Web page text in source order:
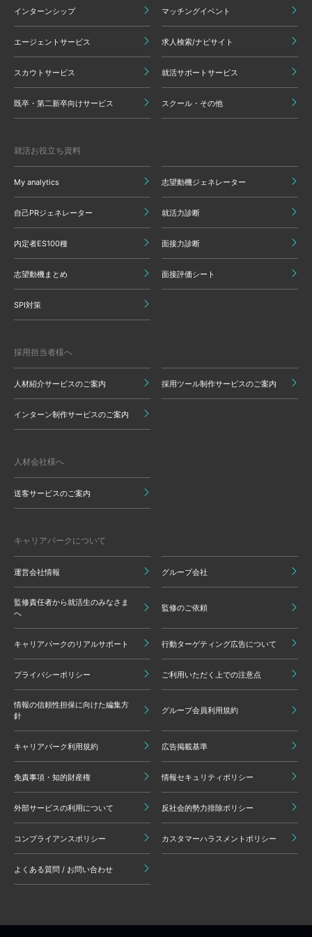
インターンシップ マッチングイベント
エージェントサービス 求人検索/ナビサイト
スカウトサービス 就活サポートサービス
既卒・第二新卒向けサービス スクール・その他
就活お役立ち資料
My analytics 志望動機ジェネレーター
自己PRジェネレーター 就活力診断
内定者ES100種 面接力診断
志望動機まとめ 面接評価シート
SPI対策
採用担当者様へ
人材紹介サービスのご案内 採用ツール制作サービスのご案内
インターン制作サービスのご案内
人材会社様へ
送客サービスのご案内
キャリアパークについて
運営会社情報 グループ会社
監修責任者から就活生のみなさま
へ
監修のご依頼
キャリアパークのリアルサポート 行動ターゲティング広告について
プライバシーポリシー ご利用いただく上での注意点
情報の信頼性担保に向けた編集方
針
グループ会員利用規約
キャリアパーク利用規約 広告掲載基準
免責事項・知的財産権 情報セキュリティポリシー
外部サービスの利用について 反社会的勢力排除ポリシー
コンプライアンスポリシー カスタマーハラスメントポリシー
よくある質問 / お問い合わせ